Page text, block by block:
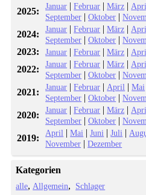
2025: Januar |Februar |März |
September |Oktober |
2024: Januar |Februar |März |
September |Oktober |
2023: Januar |Februar |März |
2022: Januar |Februar |März |
September |Oktober |
2021: Januar |Februar | April |Mai
September |Oktober |
2020: Januar |Februar |März |
September |Oktober |
2019: April |Mai |Juni |Juli |
November |Dezember
Kategorien
alle Allgemein Schlager